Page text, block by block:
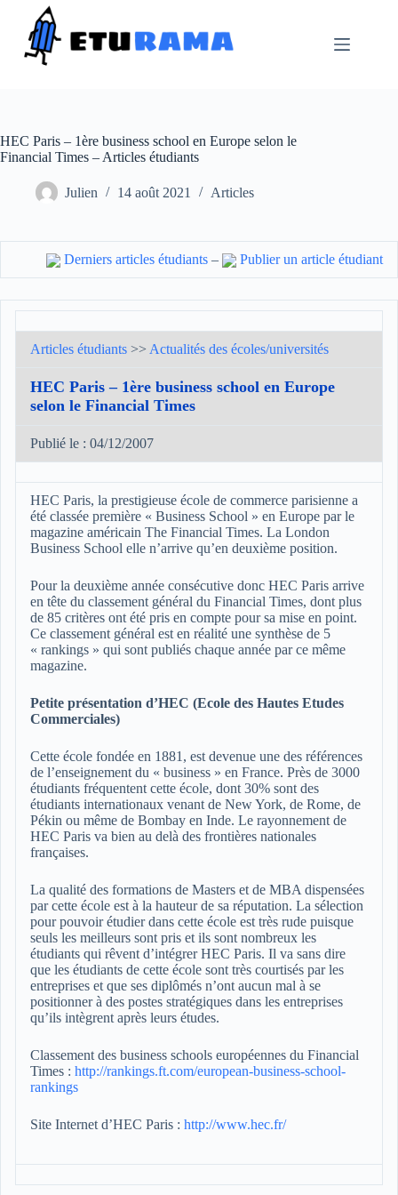
contenu
HEC Paris – 1ère business school en Europe selon le
Financial Times – Articles étudiants
Julien 14 août 2021 Articles
Derniers articles étudiants – Publier un article étudiant
Articles étudiants >> Actualités des écoles/universités
HEC Paris – 1ère business school en Europe
selon le Financial Times
Publié le : 04/12/2007
HEC Paris, la prestigieuse école de commerce parisienne a
été classée première « Business School » en Europe par le
magazine américain The Financial Times. La London
Business School elle n’arrive qu’en deuxième position.
Pour la deuxième année consécutive donc HEC Paris arrive
en tête du classement général du Financial Times, dont plus
de 85 critères ont été pris en compte pour sa mise en point.
Ce classement général est en réalité une synthèse de 5
« rankings » qui sont publiés chaque année par ce même
magazine.
Petite présentation d’HEC (Ecole des Hautes Etudes
Commerciales)
Cette école fondée en 1881, est devenue une des références
de l’enseignement du « business » en France. Près de 3000
étudiants fréquentent cette école, dont 30% sont des
étudiants internationaux venant de New York, de Rome, de
Pékin ou même de Bombay en Inde. Le rayonnement de
HEC Paris va bien au delà des frontières nationales
françaises.
La qualité des formations de Masters et de MBA dispensées
par cette école est à la hauteur de sa réputation. La sélection
pour pouvoir étudier dans cette école est très rude puisque
seuls les meilleurs sont pris et ils sont nombreux les
étudiants qui rêvent d’intégrer HEC Paris. Il va sans dire
que les étudiants de cette école sont très courtisés par les
entreprises et que ses diplômés n’ont aucun mal à se
positionner à des postes stratégiques dans les entreprises
qu’ils intègrent après leurs études.
Classement des business schools européennes du Financial
Times : http://rankings.ft.com/european-business-school-
rankings
Site Internet d’HEC Paris : http://www.hec.fr/